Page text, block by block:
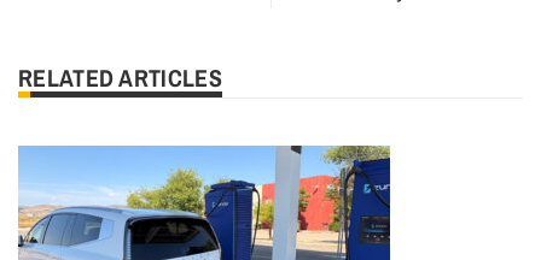
RELATED ARTICLES